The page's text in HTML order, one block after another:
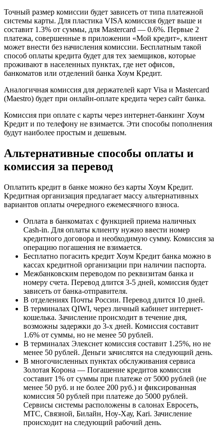
Точный размер комиссии будет зависеть от типа платежной
системы карты. Для пластика VISA комиссия будет выше и
составит 1.3% от суммы, для Mastercard — 0.6%. Первые 2
платежа, совершенные в приложении «Мой кредит», клиент
может внести без начисления комиссии. Бесплатным такой
способ оплаты кредита будет для тех заемщиков, которые
проживают в населенных пунктах, где нет офисов,
банкоматов или отделений банка Хоум Кредит.
Аналогичная комиссия для держателей карт Visa и Mastercard
(Maestro) будет при онлайн-оплате кредита через сайт банка.
Комиссия при оплате с карты через интернет-банкинг Хоум
Кредит и по телефону не взимается. Эти способы пополнения
будут наиболее простым и дешевым.
Альтернативные способы оплаты и
комиссия за перевод
Оплатить кредит в банке можно без карты Хоум Кредит.
Кредитная организация предлагает массу альтернативных
вариантов оплаты очередного ежемесячного взноса.
Оплата в банкоматах с функцией приема наличных
Cash-in. Для оплаты клиенту нужно ввести номер
кредитного договора и необходимую сумму. Комиссия за
операцию погашения не взимается.
Бесплатно погасить кредит Хоум Кредит банка можно в
кассах кредитной организации при наличии паспорта.
Межбанковским переводом по реквизитам банка и
номеру счета. Перевод длится 3-5 дней, комиссия будет
зависеть от банка-отправителя.
В отделениях Почты России. Перевод длится 10 дней.
В терминалах QIWI, через личный кабинет интернет-
кошелька. Зачисление происходит в течение дня,
возможны задержки до 3-х дней. Комиссия составит
1.6% от суммы, но не менее 50 рублей.
В терминалах Элекснет комиссия составит 1.25%, но не
менее 50 рублей. Деньги зачислятся на следующий день.
В многочисленных пунктах обслуживания сервиса
Золотая Корона — Погашение кредитов комиссия
составит 1% от суммы при платеже от 5000 рублей (не
менее 50 руб. и не более 200 руб.) и фиксированная
комиссия 50 рублей при платеже до 5000 рублей.
Сервисы системы расположены в салонах Евросеть,
МТС, Связной, Билайн, Ноу-Хау, Kari. Зачисление
происходит на следующий рабочий день.